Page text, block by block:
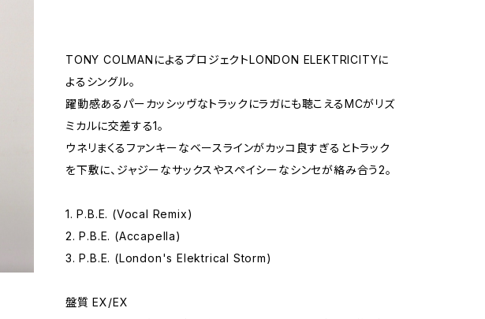
TONY COLMANによるプロジェクトLONDON ELEKTRICITYに
よるシングル。
躍動感あるパーカッシッヴなトラックにラガにも聴こえるMCがリズ
ミカルに交差する1。
ウネリまくるファンキーなベースラインがカッコ良すぎるとトラック
を下敷に、ジャジーなサックスやスペイシーなシンセが絡み合う2。
1. P.B.E. (Vocal Remix)
2. P.B.E. (Accapella)
3. P.B.E. (London's Elektrical Storm)
盤質 EX/EX